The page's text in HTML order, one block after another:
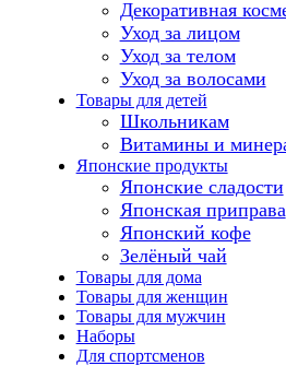
Декоративная
Уход за лицом
Уход за телом
Уход за волосами
Товары для детей
Школьникам
Витамины и
Японские продукты
Японские сладости
Японская приправа
Японский кофе
Зелёный чай
Товары для дома
Товары для женщин
Товары для мужчин
Наборы
Для спортсменов